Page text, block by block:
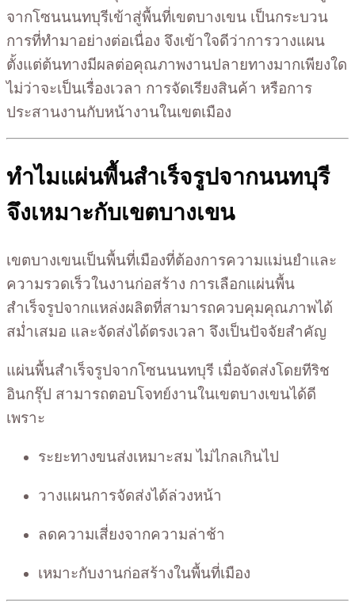
จากโซนนนทบุรีเข้าสู่พื้นที่เขตบางเขน เป็นกระบวน
การที่ทำมาอย่างต่อเนื่อง จึงเข้าใจดีว่าการวางแผน
ตั้งแต่ต้นทางมีผลต่อคุณภาพงานปลายทางมากเพียงใด
ไม่ว่าจะเป็นเรื่องเวลา การจัดเรียงสินค้า หรือการ
ประสานงานกับหน้างานในเขตเมือง
ทำไมแผ่นพื้นสำเร็จรูปจากนนทบุรี
จึงเหมาะกับเขตบางเขน
เขตบางเขนเป็นพื้นที่เมืองที่ต้องการความแม่นยำและ
ความรวดเร็วในงานก่อสร้าง การเลือกแผ่นพื้น
สำเร็จรูปจากแหล่งผลิตที่สามารถควบคุมคุณภาพได้
สม่ำเสมอ และจัดส่งได้ตรงเวลา จึงเป็นปัจจัยสำคัญ
แผ่นพื้นสำเร็จรูปจากโซนนนทบุรี เมื่อจัดส่งโดยทีริช
อินกรุ๊ป สามารถตอบโจทย์งานในเขตบางเขนได้ดี
เพราะ
ระยะทางขนส่งเหมาะสม ไม่ไกลเกินไป
วางแผนการจัดส่งได้ล่วงหน้า
ลดความเสี่ยงจากความล่าช้า
เหมาะกับงานก่อสร้างในพื้นที่เมือง